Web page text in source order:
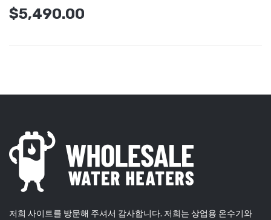
$5,490.00
저희 사이트를 방문해 주셔서 감사합니다. 저희는 상업용 온수기와